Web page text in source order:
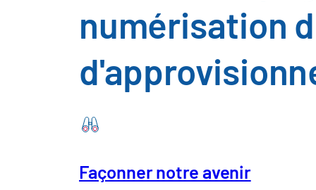
numérisation
Façonner notre avenir
« Nos chaînes